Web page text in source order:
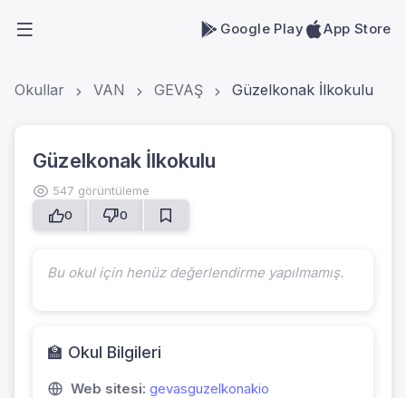
Google Play App Store
Okullar VAN GEVAŞ Güzelkonak İlkokulu
Güzelkonak İlkokulu
547 görüntüleme
0
0
Bu okul için henüz değerlendirme yapılmamış.
🏫 Okul Bilgileri
Web sitesi: gevasguzelkonakio